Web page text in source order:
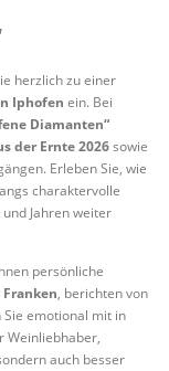
herzlich zu einer
Iphofen ein. Bei
Diamanten“
der Ernte 2026sowie
Erleben Sie, wie
charaktervolle
Jahren weiter
persönliche
, berichten von
emotional mit in
Weinliebhaber,
auch besser